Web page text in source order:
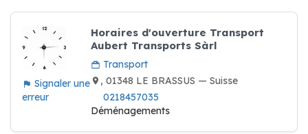
Signaler une
erreur
Horaires d'ouverture Transport
Aubert Transports Sàrl
Transport
, 01348 LE BRASSUS — Suisse
0218457035
Déménagements